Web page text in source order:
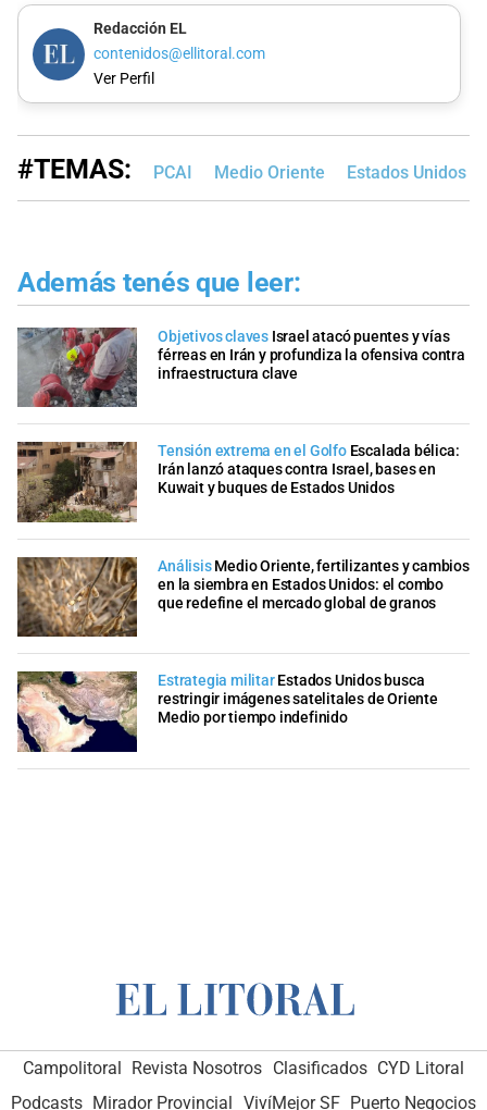
Redacción EL
contenidos@ellitoral.com
Ver Perfil
#TEMAS: PCAI Medio Oriente Estados Unidos
Además tenés que leer:
Objetivos claves Israel atacó puentes y vías
férreas en Irán y profundiza la ofensiva contra
infraestructura clave
Tensión extrema en el Golfo Escalada bélica:
Irán lanzó ataques contra Israel, bases en
Kuwait y buques de Estados Unidos
Análisis Medio Oriente, fertilizantes y cambios
en la siembra en Estados Unidos: el combo
que redefine el mercado global de granos
Estrategia militar Estados Unidos busca
restringir imágenes satelitales de Oriente
Medio por tiempo indefinido
Campolitoral Revista Nosotros Clasificados CYD Litoral
Podcasts Mirador Provincial VivíMejor SF Puerto Negocios